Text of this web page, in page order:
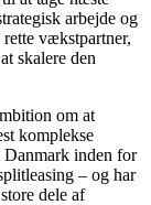
arbejde og
vækstpartner,
skalere den
om at
komplekse
Danmark inden for
– og har
dele af